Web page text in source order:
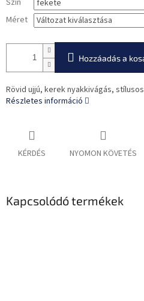
Szín
Méret
Hozzáadás a
Rövid ujjú, kerek nyakkivágás,
Részletes információ
KÉRDÉS NYOMON KÖVETÉS
Kapcsolódó termékek